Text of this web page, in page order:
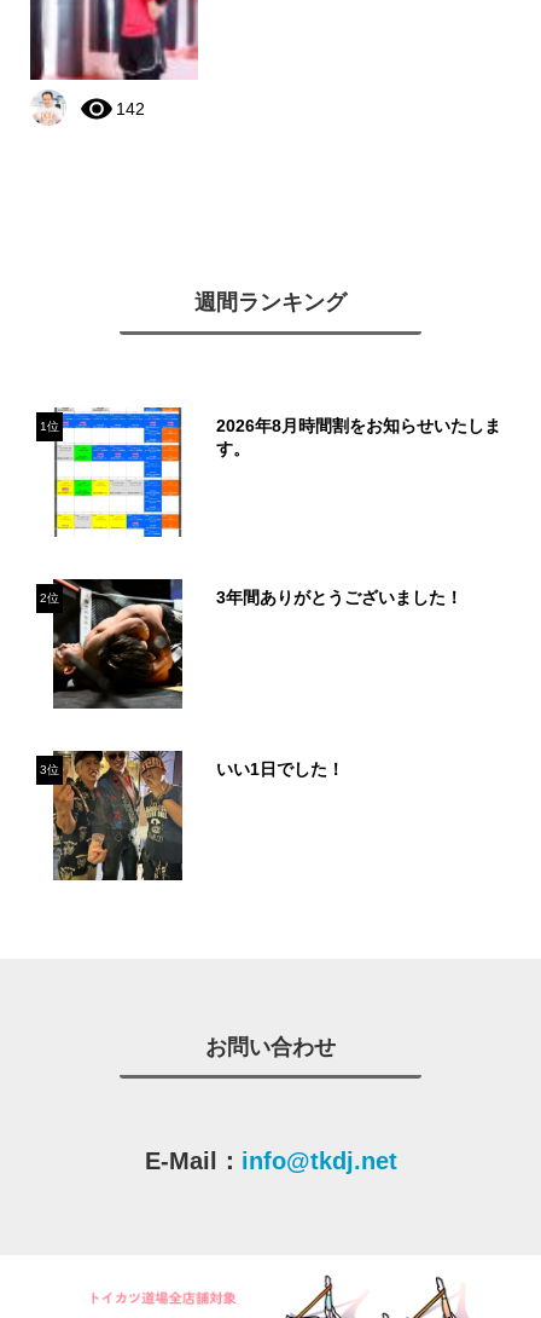
142
週間ランキング
1位
2026年8月時間割をお知らせいたしま
す。
2位 3年間ありがとうございました！
3位 いい1日でした！
お問い合わせ
E-Mail： info@tkdj.net